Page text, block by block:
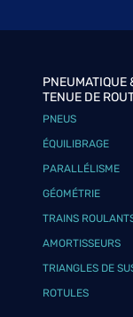
PNEUMATIQUE
TENUE DE
PNEUS
ÉQUILIBRAGE
PARALLÉLISME
GÉOMÉTRIE
TRAINS
AMORTISSEURS
TRIANGLES DE
ROTULES